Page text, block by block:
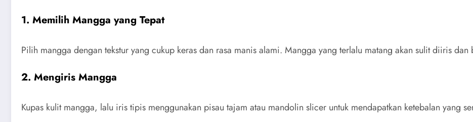
1. Memilih Mangga yang Tepat
Pilih mangga dengan tekstur yang cukup keras dan rasa manis alami. Mangga yang terlalu matang akan sulit diiris
2. Mengiris Mangga
Kupas kulit mangga, lalu iris tipis menggunakan pisau tajam atau mandolin slicer untuk mendapatkan ketebalan yang